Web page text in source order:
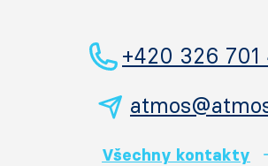
+420 326 701
Všechny kontakty